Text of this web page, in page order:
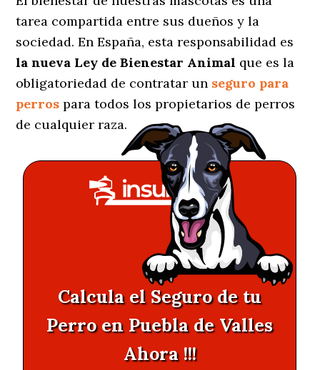
tarea compartida entre sus dueños y la
sociedad. En España, esta responsabilidad es
la nueva Ley de Bienestar Animal que es la
obligatoriedad de contratar un seguro para
perros para todos los propietarios de perros
de cualquier raza.
Calcula el Seguro de tu
Perro en Puebla de Valles
Ahora !!!